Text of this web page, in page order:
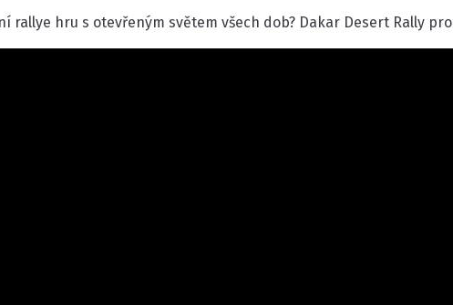
rallye hru s otevřeným světem všech dob? Dakar Desert Rally pro